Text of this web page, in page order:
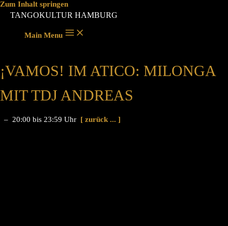
Zum Inhalt springen
TANGOKULTUR HAMBURG
Main Menu
¡VAMOS! IM ATICO: MILONGA
MIT TDJ ANDREAS
– 20:00 bis 23:59 Uhr [ zurück ... ]